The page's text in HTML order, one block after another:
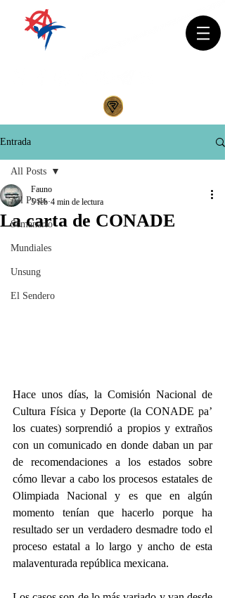
Entrada
All Posts
Semanario
Mundiales
Unsung
El Sendero
All Posts
La carta de CONADE
Fauno
5 feb 4 min de lectura
Hace unos días, la Comisión Nacional de
Cultura Física y Deporte (la CONADE pa’
los cuates) sorprendió a propios y extraños
con un comunicado en donde daban un par
de recomendaciones a los estados sobre
cómo llevar a cabo los procesos estatales de
Olimpiada Nacional y es que en algún
momento tenían que hacerlo porque ha
resultado ser un verdadero desmadre todo el
proceso estatal a lo largo y ancho de esta
malaventurada república mexicana.